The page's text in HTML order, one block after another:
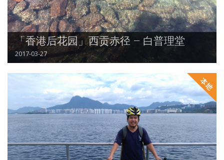
「香港后花园」西贡赤径 – 白普理堂
2017-03-27